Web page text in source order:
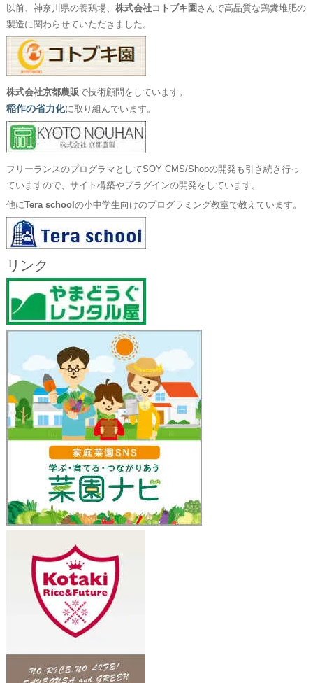
以前、神奈川県の養鶏場、 株式会社コトブキ園 さんで高品質な鶏糞堆肥の
製造に関わらせていただきました。
株式会社京都農販で技術顧問をしています。
稲作の省力化に取り組んでいます。
フリーランスのプログラマとしてSOY CMS/Shopの開発も引き続き行っ
ていますので、サイト構築やプラグインの開発をしています。
他にTera school の小中学生向けのプログラミング教室で教えています。
リンク